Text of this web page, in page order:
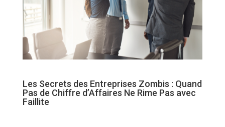
Les Secrets des Entreprises Zombis : Quand
Pas de Chiffre d’Affaires Ne Rime Pas avec
Faillite